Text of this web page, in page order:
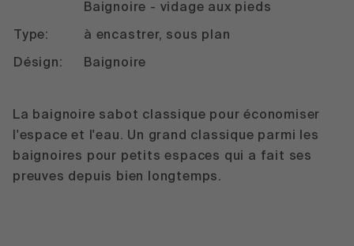
Baignoire - vidage aux pieds
Type: à encastrer, sous plan
Désign: Baignoire
La baignoire sabot classique pour économiser
l'espace et l'eau. Un grand classique parmi les
baignoires pour petits espaces qui a fait ses
preuves depuis bien longtemps.